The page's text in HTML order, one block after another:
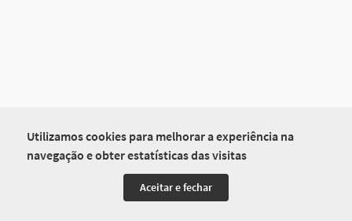
Utilizamos cookies para melhorar a experiência na
navegação e obter estatísticas das visitas
Aceitar e fechar